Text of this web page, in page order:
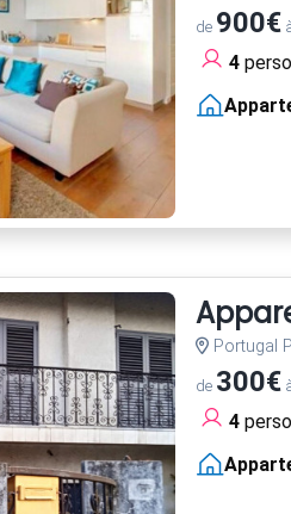
de 900€
4
Portugal
de 300€
4